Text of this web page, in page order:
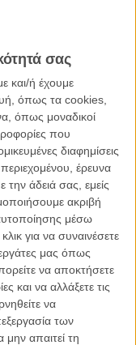
σας
και/ή έχουμε
όπως τα cookies,
όπως μοναδικοί
που
διαφημίσεις
έρευνα
την άδειά σας, εμείς
ακριβή
μέσω
για να συναινέσετε
μας όπως
να αποκτήσετε
και να αλλάξετε τις
να
των
απαιτεί τη
της
Ρουιτζούν (στο
the Crane» που έκανε
Past the Future»
την πλευρά αυτή
αγροτική ζωή που
διαφορετικό λόγο, οι
λάσπη, χωριού τους
σπίρτο ευστροφίας,
Εκείνη πάσχει
επαναλαμβανόμενη
Μα και η Κάο, που θα
που θέλουν να
την αγάπη, ο ένας
και τους
τον πολιτισμό τους.